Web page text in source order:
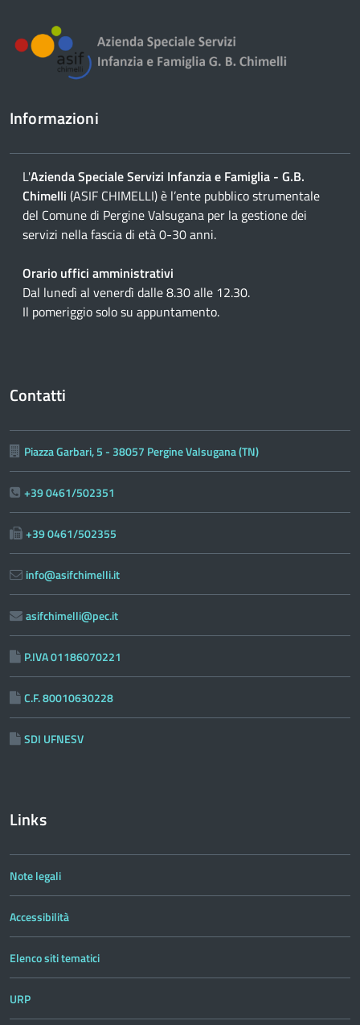
Informazioni
L'Azienda Speciale Servizi Infanzia e Famiglia - G.B.
Chimelli (ASIF CHIMELLI) è l’ente pubblico strumentale
del Comune di Pergine Valsugana per la gestione dei
servizi nella fascia di età 0-30 anni.
Orario uffici amministrativi
Dal lunedì al venerdì dalle 8.30 alle 12.30.
Il pomeriggio solo su appuntamento.
Contatti
Piazza Garbari, 5 - 38057 Pergine Valsugana (TN)
+39 0461/502351
+39 0461/502355
info@asifchimelli.it
asifchimelli@pec.it
P.IVA 01186070221
C.F. 80010630228
SDI UFNESV
Links
Note legali
Accessibilità
Elenco siti tematici
URP